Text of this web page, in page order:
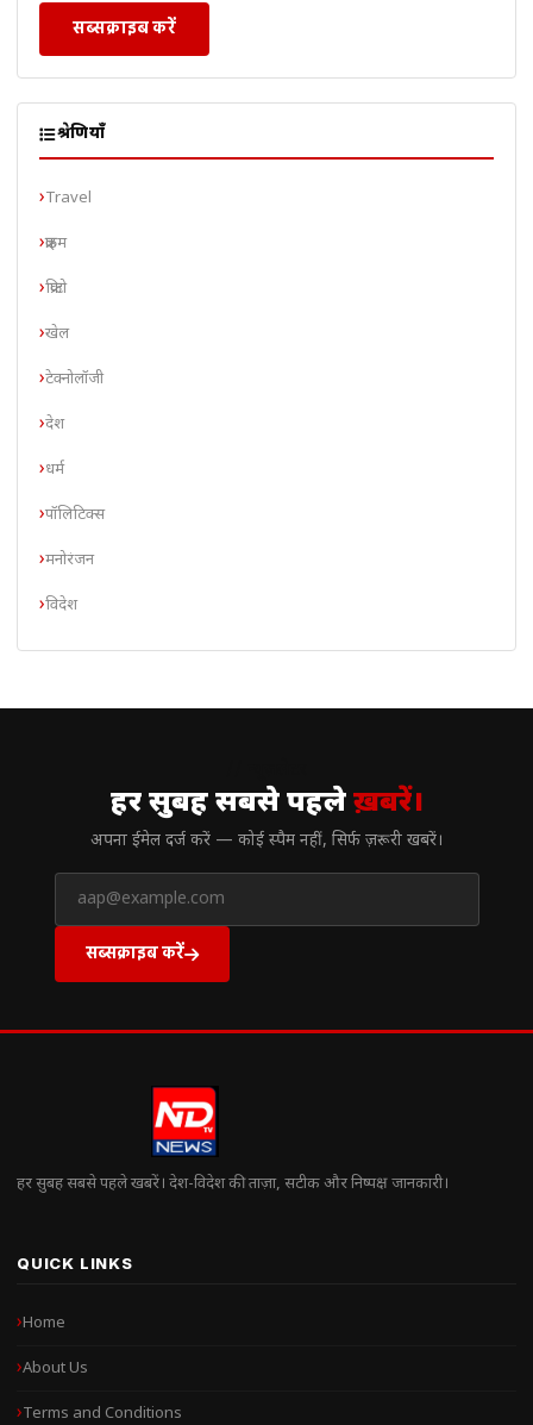
सब्सक्राइब करें
श्रेणियाँ
Travel
क्राइम
क्रिप्टो
खेल
टेक्नोलॉजी
देश
धर्म
पॉलिटिक्स
मनोरंजन
विदेश
हर सुबह सबसे पहलेख़बरें।
अपना ईमेल दर्ज करें — कोई स्पैम नहीं, सिर्फ ज़रूरी खबरें।
सब्सक्राइब करें
हर सुबह सबसे पहले खबरें। देश-विदेश की ताज़ा, सटीक और निष्पक्ष जानकारी।
QUICK LINKS
Home
About Us
Terms and Conditions